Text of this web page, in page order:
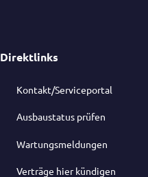
Direktlinks
Kontakt/Serviceportal
Ausbaustatus prüfen
Wartungsmeldungen
Verträge hier kündigen